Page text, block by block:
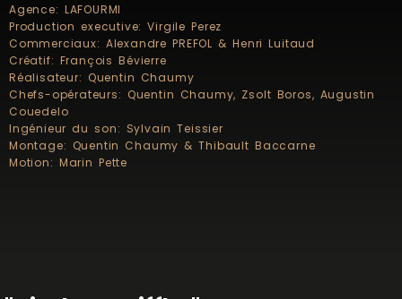
Agence: LAFOURMI
Production executive: Virgile Perez
Commerciaux: Alexandre PREFOL & Henri Luitaud
Créatif: François Bévierre
Réalisateur: Quentin Chaumy
Chefs-opérateurs: Quentin Chaumy, Zsolt Boros, Augustin
Couedelo
Ingénieur du son: Sylvain Teissier
Montage: Quentin Chaumy & Thibault Baccarne
Motion: Marin Pette